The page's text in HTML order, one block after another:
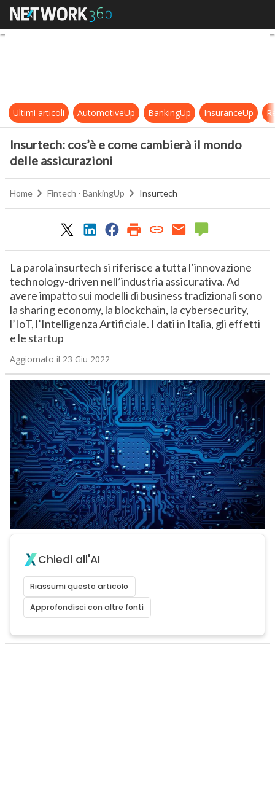
Insurtech: cos’è e come
Ultimi articoli AutomotiveUp BankingUp InsuranceUp
Insurtech: cos’è e come cambierà il mondo
delle assicurazioni
Home Fintech - BankingUp Insurtech
La parola insurtech si riferisce a tutta l’innovazione
technology-driven nell’industria assicurativa. Ad
avere impatto sui modelli di business tradizionali sono
la sharing economy, la blockchain, la cybersecurity,
l’IoT, l’Intelligenza Artificiale. I dati in Italia, gli effetti
e le startup
Aggiornato il 23 Giu 2022
Chiedi all'AI
Riassumi questo articolo
Approfondisci con altre fonti